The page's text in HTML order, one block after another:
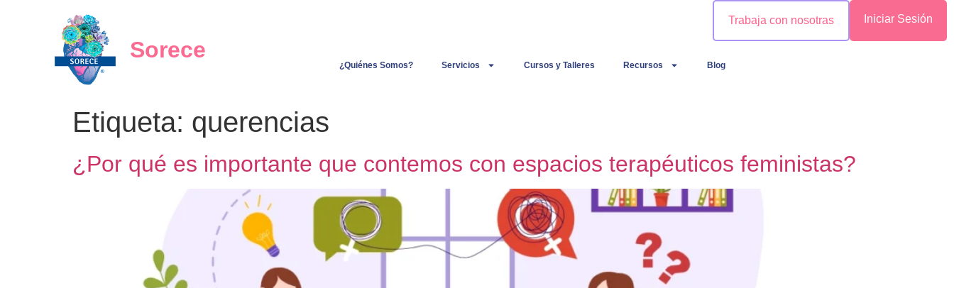
Sorece
Trabaja con nosotras Iniciar Sesión
¿Quiénes Somos? Servicios Cursos y Talleres Recursos Blog
Etiqueta: querencias
¿Por qué es importante que contemos con espacios terapéuticos feministas?